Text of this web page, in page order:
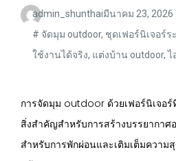
admin_shunthaiมีนาคม 23, 2026
# จัดมุม outdoor, ชุดเฟอร์นิเจอร์ร
ใช้งานได้จริง, แต่งบ้าน outdoor,ไ
การจัดมุม outdoor ด้วยเฟอร์นิเจอ
สิ่งสำคัญสำหรับการสร้างบรรยากาศ
สำหรับการพักผ่อนและเติมเต็มความ